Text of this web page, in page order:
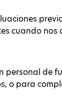
cuando nos
personal de
o para